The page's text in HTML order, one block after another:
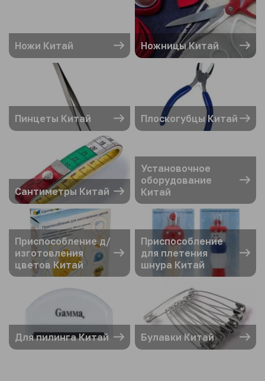
Ножи Китай Ножницы Китай
Пинцеты Китай Плоскогубцы Китай
Сантиметры Китай
Установочное
оборудование
Китай
Приспособление д/
изготовления
цветов Китай
Приспособление
для плетения
шнура Китай
Для пилинга Китай Булавки Китай